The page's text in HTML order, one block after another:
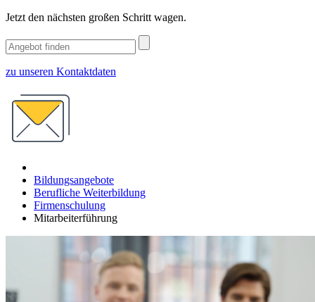
Jetzt den nächsten großen Schritt wagen.
zu unseren Kontaktdaten
Bildungsangebote
Berufliche Weiterbildung
Firmenschulung
Mitarbeiterführung